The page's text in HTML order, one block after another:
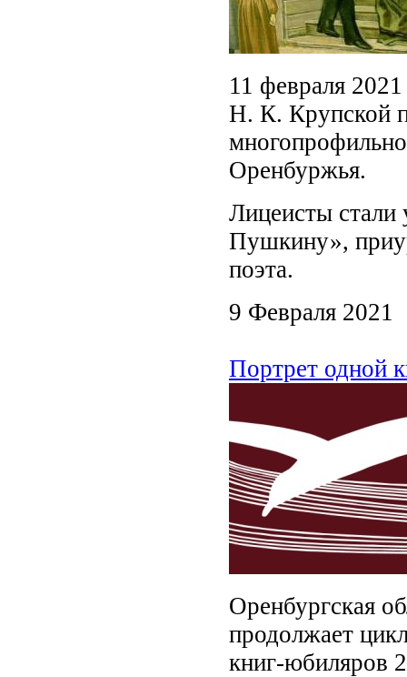
11 февраля
Н. К. Крупской
Оренбуржья.
Лицеисты стали
Пушкину»,
поэта.
9 Февраля 2021
Портрет одной
Оренбургская
продолжает
книг-юбиляров